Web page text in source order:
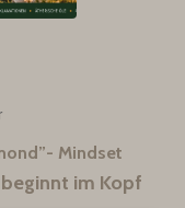
Mindset
im Kopf